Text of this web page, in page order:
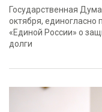
Государственная
октября, единогласно
«Единой России» о
долги